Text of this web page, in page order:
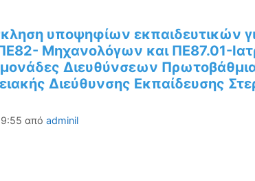
υποψηφίων εκπαιδευτικών
Μηχανολόγων και ΠΕ87.01-
μονάδες Διευθύνσεων
Διεύθυνσης Εκπαίδευσης
από adminil